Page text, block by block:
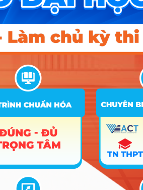
Chất lượng cao Thương mại điện tử
A01;
D07; D09
A00;
D01; D07
Luật kinh tế
35 Hệ thống thông tin quản lý
quản lý
A01;
STT Tổ hợp
Chất lượng cao Kế toán
D07; D09